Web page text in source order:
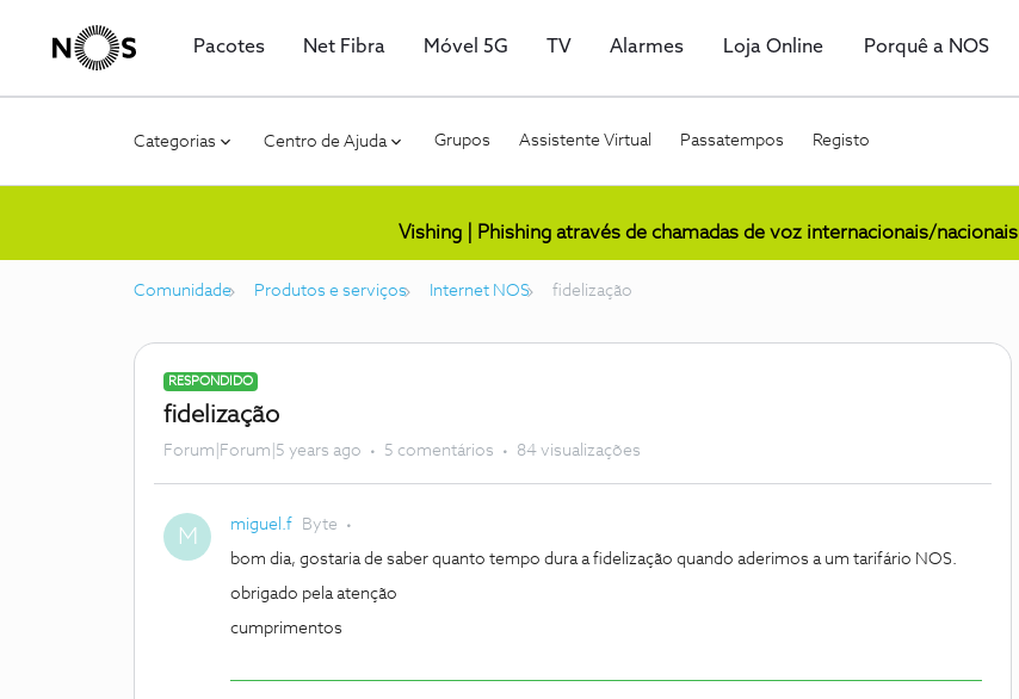
Pacotes Net Fibra Móvel 5G TV Alarmes Loja Online Porquê a NOS
Categorias Centro de Ajuda Grupos Assistente Virtual Passatempos Registo
Vishing | Phishing através de chamadas de voz internacionais/nacionais
Comunidade Produtos e serviços Internet NOS fidelização
RESPONDIDO
fidelização
Forum|Forum|5 years ago 5 comentários 84 visualizações
M miguel.f Byte
bom dia, gostaria de saber quanto tempo dura a fidelização quando aderimos a um tarifário NOS.
obrigado pela atenção
cumprimentos